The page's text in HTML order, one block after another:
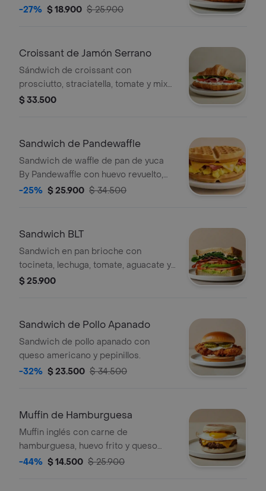
-27% $ 18.900 $ 25.900
Croissant de Jamón Serrano
Sándwich de croissant con
prosciutto, straciatella, tomate y mix
de lechugas.
$ 33.500
Sandwich de Pandewaffle
Sandwich de waffle de pan de yuca
By Pandewaffle con huevo revuelto,
queso cheddar y tocineta crocante.
-25% $ 25.900 $ 34.500
Sandwich BLT
Sandwich en pan brioche con
tocineta, lechuga, tomate, aguacate y
mayonesa picante.
$ 25.900
Sandwich de Pollo Apanado
Sandwich de pollo apanado con
queso americano y pepinillos.
-32% $ 23.500 $ 34.500
Muffin de Hamburguesa
Muffin inglés con carne de
hamburguesa, huevo frito y queso
cheddar.
-44% $ 14.500 $ 25.900